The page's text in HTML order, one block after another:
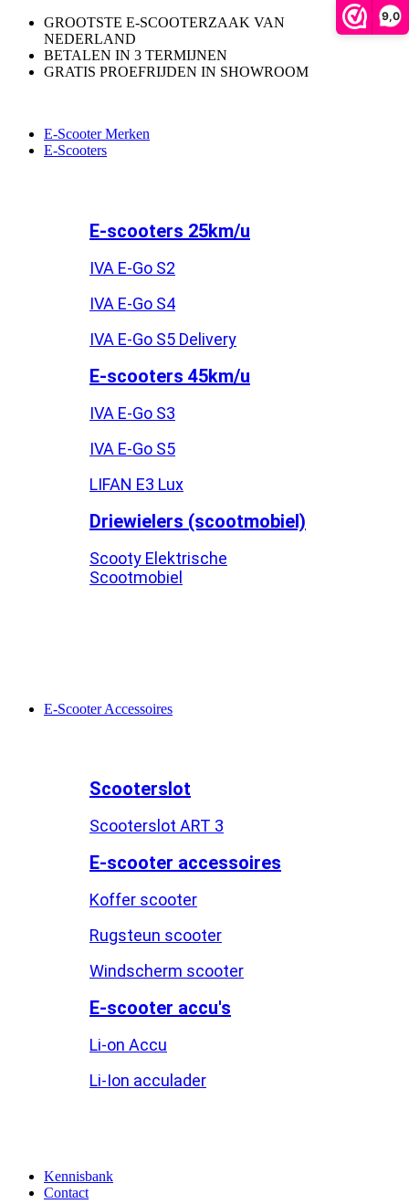
9,0
GROOTSTE E-SCOOTERZAAK VAN
NEDERLAND
BETALEN IN 3 TERMIJNEN
GRATIS PROEFRIJDEN IN SHOWROOM
E-Scooter Merken
E-Scooters
E-scooters 25km/u
IVA E-Go S2
IVA E-Go S4
IVA E-Go S5 Delivery
E-scooters 45km/u
IVA E-Go S3
IVA E-Go S5
LIFAN E3 Lux
Driewielers (scootmobiel)
Scooty Elektrische
Scootmobiel
E-Scooter Accessoires
Scooterslot
Scooterslot ART 3
E-scooter accessoires
Koffer scooter
Rugsteun scooter
Windscherm scooter
E-scooter accu's
Li-on Accu
Li-Ion acculader
Kennisbank
Contact